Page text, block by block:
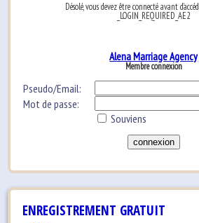
Désolé, vous devez être connecté avant
_LOGIN_REQUIRED_AE2
Alena Marriage Agency
Membre connexion
Pseudo/Email:
Mot de passe:
Souviens
ENREGISTREMENT GRATUIT